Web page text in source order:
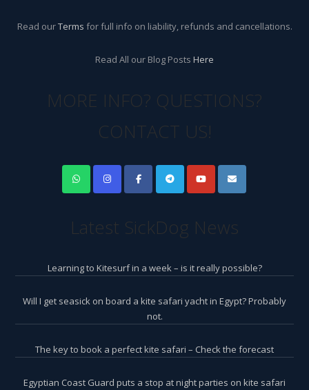
Read ourTerms for full info on liability, refunds and cancellations.
Read All our Blog Posts Here
MORE INFO? QUESTIONS?
CONTACT US!
Latest SickDog News
Learning to Kitesurf in a week – is it really possible?
Will I get seasick on board a kite safari yacht in Egypt? Probably
not.
The key to book a perfect kite safari – Check the forecast
Egyptian Coast Guard puts a stop at night parties on kite safari